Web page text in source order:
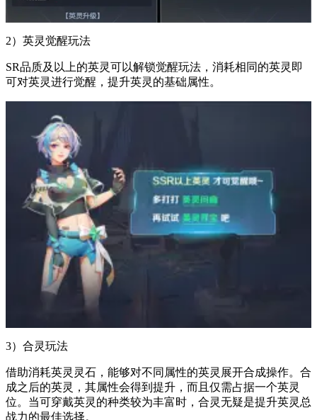
2）英灵觉醒玩法
SR品质及以上的英灵可以解锁觉醒玩法，消耗相同的英灵即
可对英灵进行觉醒，提升英灵的基础属性。
3）合灵玩法
借助消耗英灵灵石，能够对不同属性的英灵展开合成操作。合
成之后的英灵，其属性会得到提升，而且仅需占据一个英灵
位。当可穿戴英灵的种类较为丰富时，合灵无疑是提升英灵总
战力的最佳选择。